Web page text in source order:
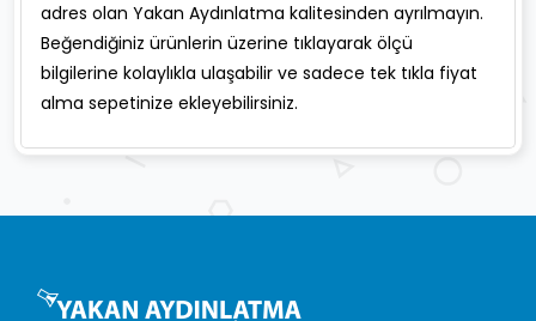
adres olan Yakan Aydınlatma kalitesinden ayrılmayın.
Beğendiğiniz ürünlerin üzerine tıklayarak ölçü
bilgilerine kolaylıkla ulaşabilir ve sadece tek tıkla fiyat
alma sepetinize ekleyebilirsiniz.